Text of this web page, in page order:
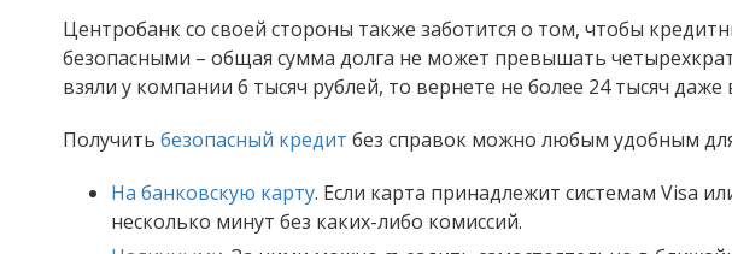
Центробанк со своей стороны также заботится о том, чтобы
безопасными – общая сумма долга не может превышать
взяли у компании 6 тысяч рублей, то вернете не более 24 тысяч
Получить безопасный кредит без справок можно любым удобным
На банковскую карту. Если карта принадлежит системам Visa
несколько минут без каких-либо комиссий.